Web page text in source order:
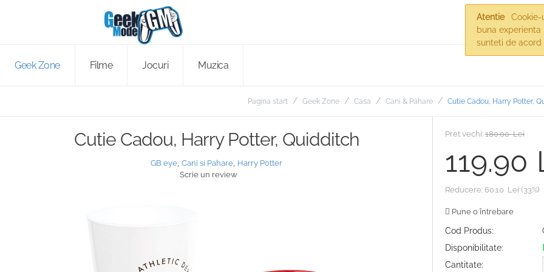
Atentie
buna
sunteti de
Geek Zone Filme Jocuri Muzica
Pagina start / Geek Zone / Casa / Cani & Pahare / Cutie Cadou, Harry Potter,
Cutie Cadou, Harry Potter, Quidditch
GB eye, Cani si Pahare, Harry Potter
Scrie un review
Pret vechi: 180.00 Lei
119.90
Reducere: 60.10 Lei (33%)
Pune o întrebare
Cod Produs:
Disponibilitate:
Cantitate: